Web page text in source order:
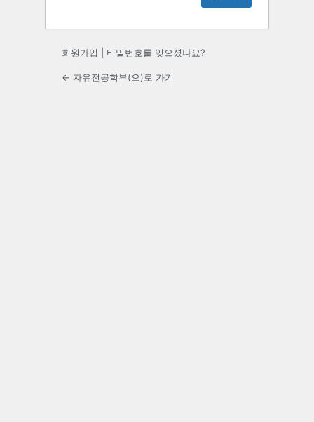
회원가입 비밀번호를 잊으셨나요?
← 자유전공학부(으)로 가기